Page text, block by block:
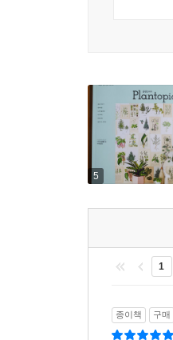
5
1
종이책 구매